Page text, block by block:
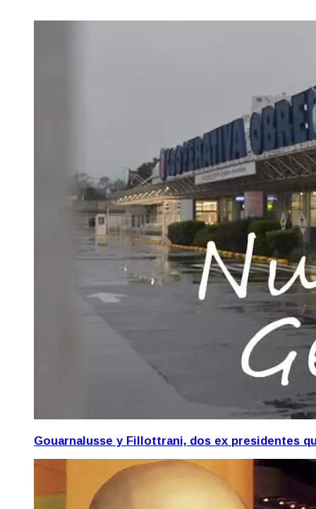
Gouarnalusse y Fillottrani, dos ex presidentes